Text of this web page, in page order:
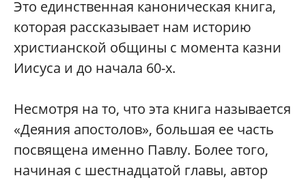
Это единственная каноническая книга,
которая рассказывает нам историю
христианской общины с момента казни
Иисуса и до начала 60-х.
Несмотря на то, что эта книга называется
«Деяния апостолов», большая ее часть
посвящена именно Павлу. Более того,
начиная с шестнадцатой главы, автор